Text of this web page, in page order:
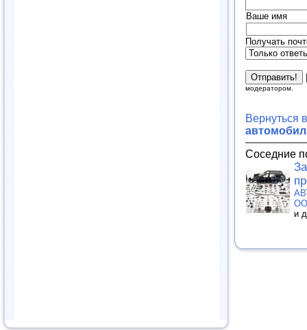
Ваше имя
Получать
модератором.
Вернуться
Соседние
и